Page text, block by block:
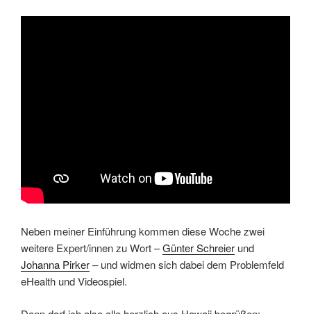
Neben meiner Einführung kommen diese Woche zwei
weitere Expert/innen zu Wort –Günter Schreier und
Johanna Pirker– und widmen sich dabei dem Problemfeld
eHealth und Videospiel.